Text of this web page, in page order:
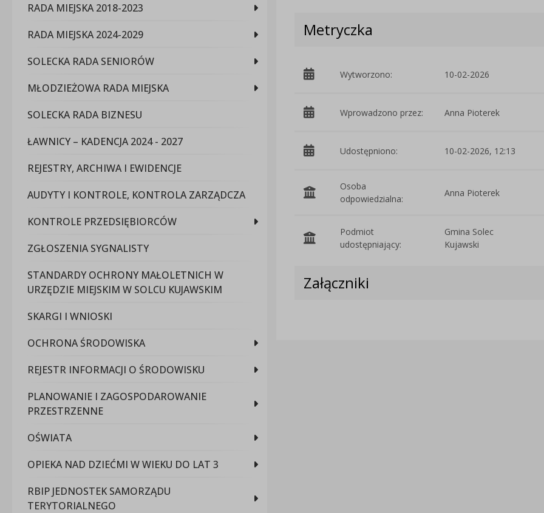
RADA MIEJSKA 2018-2023
RADA MIEJSKA 2024-2029
SOLECKA RADA SENIORÓW
MŁODZIEŻOWA RADA MIEJSKA
SOLECKA RADA BIZNESU
ŁAWNICY – KADENCJA 2024 - 2027
REJESTRY, ARCHIWA I EWIDENCJE
AUDYTY I KONTROLE, KONTROLA ZARZĄDCZA
KONTROLE PRZEDSIĘBIORCÓW
ZGŁOSZENIA SYGNALISTY
STANDARDY OCHRONY MAŁOLETNICH W
URZĘDZIE MIEJSKIM W SOLCU KUJAWSKIM
SKARGI I WNIOSKI
OCHRONA ŚRODOWISKA
REJESTR INFORMACJI O ŚRODOWISKU
PLANOWANIE I ZAGOSPODAROWANIE
PRZESTRZENNE
OŚWIATA
OPIEKA NAD DZIEĆMI W WIEKU DO LAT 3
RBIP JEDNOSTEK SAMORZĄDU
TERYTORIALNEGO
Metryczka
Wytworzono: 10-02-2026
Wprowadzono przez: Anna Pioterek
Udostępniono: 10-02-2026, 12:13
Osoba
odpowiedzialna:
Anna Pioterek
Podmiot
udostępniający:
Gmina Solec
Kujawski
Załączniki